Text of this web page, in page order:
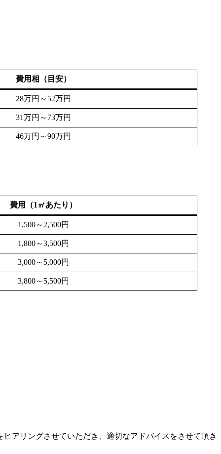
費用相（目安）
28万円～52万円
31万円～73万円
46万円～90万円
費用（1㎡あたり）
1,500～2,500円
1,800～3,500円
3,000～5,000円
3,800～5,500円
アリングさせていただき、適切なアドバイスをさせて頂き